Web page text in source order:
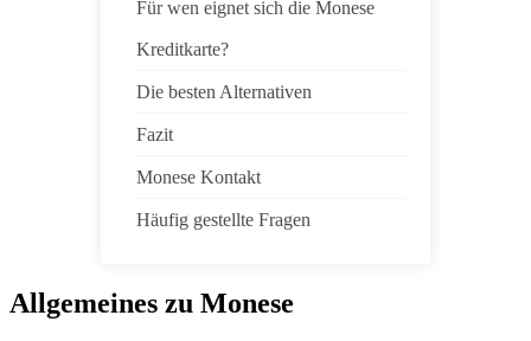
Für wen eignet sich die Monese
Kreditkarte?
Die besten Alternativen
Fazit
Monese Kontakt
Häufig gestellte Fragen
Allgemeines zu Monese